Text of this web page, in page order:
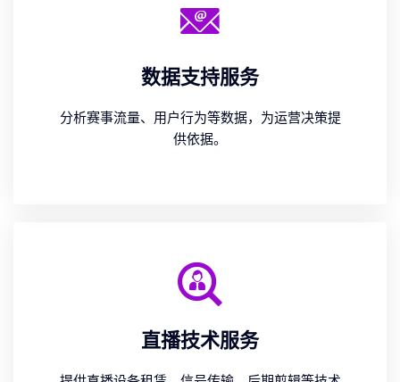
数据支持服务
分析赛事流量、用户行为等数据，为运营决策提
供依据。
直播技术服务